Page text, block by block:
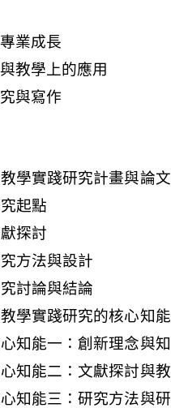
學實踐研究計畫與論
起點
探討
方法與設計
討論與結論
學實踐研究的核心知能
知能一：創新理念與
知能二：文獻探討與
知能三：研究方法與